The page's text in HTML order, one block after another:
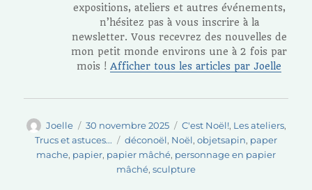
expositions, ateliers et autres événements,
n’hésitez pas à vous inscrire à la
newsletter. Vous recevrez des nouvelles de
mon petit monde environs une à 2 fois par
mois !Afficher tous les articles par Joelle
Auteur
Joelle
Publié
le
30 novembre 2025 Catégories
C'est Noël!, Les ateliers,
Trucs et astuces...
Étiquettes
déconoël, Noël, objetsapin, paper
mache, papier, papier mâché, personnage en papier
mâché, sculpture